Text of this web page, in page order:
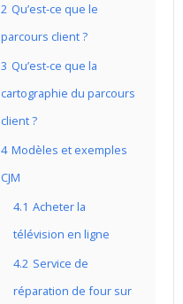
2 Qu’est-ce que le
parcours client ?
3 Qu’est-ce que la
cartographie du parcours
client ?
4 Modèles et exemples
CJM
4.1 Acheter la
télévision en ligne
4.2 Service de
réparation de four sur